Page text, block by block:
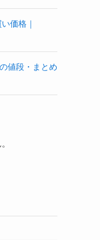
価格｜
値段・まとめ